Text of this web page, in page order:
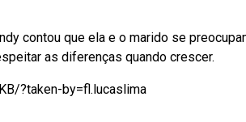
contou que ela e o marido se
as diferenças quando crescer.
?taken-by=fl.lucaslima